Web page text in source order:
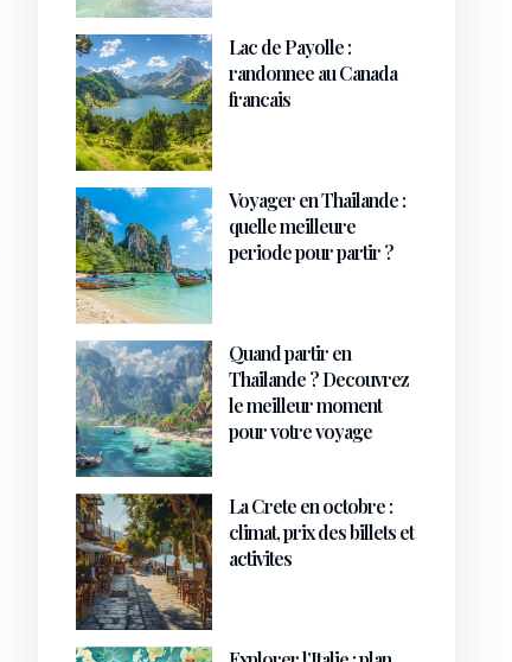
Lac de Payolle :
randonnee au Canada
francais
Voyager en Thailande :
quelle meilleure
periode pour partir ?
Quand partir en
Thailande ? Decouvrez
le meilleur moment
pour votre voyage
La Crete en octobre :
climat, prix des billets et
activites